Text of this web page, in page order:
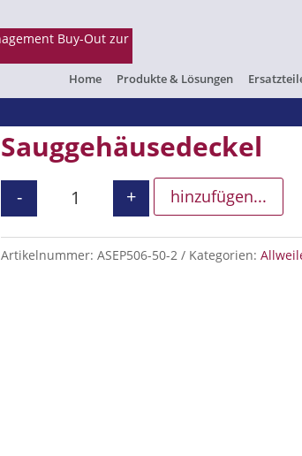
Home Produkte & Lösungen
Sauggehäusedeckel
Sauggehäusedeckel Menge
- + hinzufügen...
Artikelnummer:ASEP506-50-2 Kategorien: